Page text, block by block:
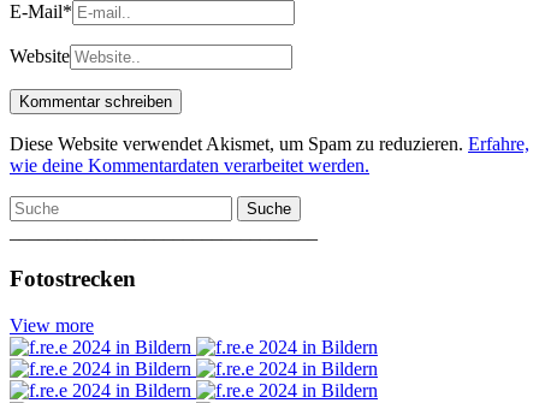
E-Mail*
Website
Diese Website verwendet Akismet, um Spam zu reduzieren. Erfahre,
wie deine Kommentardaten verarbeitet werden.
Suche
Fotostrecken
View more